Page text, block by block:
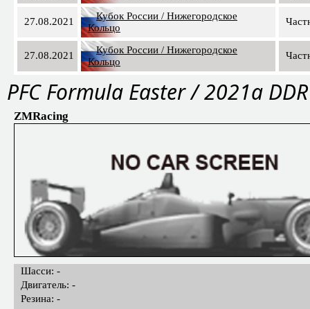
27.08.2021
Кубок России / Нижегородское
Кольцо
27.08.2021
Кубок России / Нижегородское
Кольцо
PFС Formula Easter / 2021a DDR
ZMRacing
Шасси: -
Двигатель: -
Резина: -